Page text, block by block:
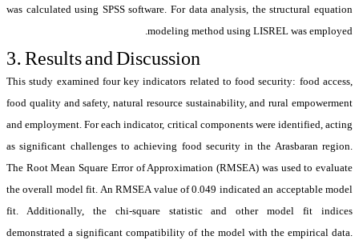
was calculated using SPSS software. For data analysis, the structural equation
modeling method using LISREL was employed.
3. Results and Discussion
This study examined four key indicators related to food security: food access,
food quality and safety, natural resource sustainability, and rural empowerment
and employment. For each indicator, critical components were identified, acting
as significant challenges to achieving food security in the Arasbaran region.
The Root Mean Square Error of Approximation (RMSEA) was used to evaluate
the overall model fit. An RMSEA value of 0.049 indicated an acceptable model
fit. Additionally, the chi-square statistic and other model fit indices
demonstrated a significant compatibility of the model with the empirical data.